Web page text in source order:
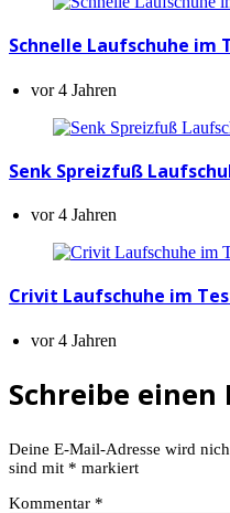
Schnelle Laufschuhe im
vor 4 Jahren
Senk Spreizfuß
vor 4 Jahren
Crivit Laufschuhe im
vor 4 Jahren
Schreibe
Deine E-Mail-Adresse wird
sind mit * markiert
Kommentar *